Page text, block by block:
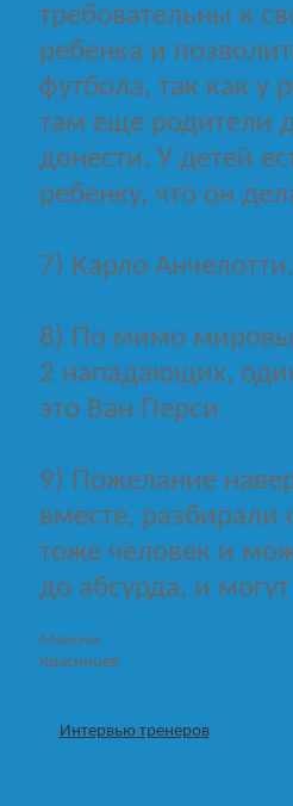
требовательны к
ребенка и
футбола, так как у
там еще родители
донести. У детей
ребенку, что он
7) Карло
8) По мимо
2 нападающих,
это Ван Перси
9) Пожелание
вместе,
тоже человек и
до абсурда, и
Максим
Красинцев
Интервью тренеров